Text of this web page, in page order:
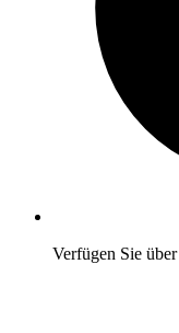
Verfügen Sie über